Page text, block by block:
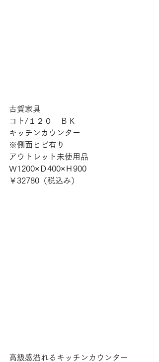
古賀家具
コト/１２０　ＢＫ
キッチンカウンター
※側面ヒビ有り
アウトレット未使用品
Ｗ1200×Ｄ400×Ｈ900
￥32780（税込み）
高級感溢れるキッチンカウンター